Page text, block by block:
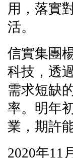
用，落實
活。
信實集團
科技，透
需求短缺
率。明年
業，期許
2020年11